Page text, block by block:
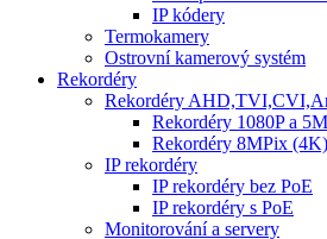
IP kódery
Termokamery
Ostrovní kamerový systém
Rekordéry
Rekordéry
Rekordéry 1080P a
Rekordéry 8MPix (4K)
IP rekordéry
IP rekordéry bez PoE
IP rekordéry s PoE
Monitorování a servery